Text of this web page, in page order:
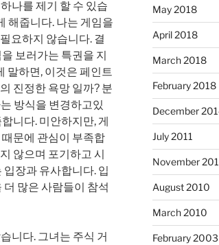
나를 제기 할 수 있습
해줍니다. 나는 게임을
요하지 않습니다. 결
보러가는 특권을 지
말하면, 이것은 페인트
진정한 욕망 일까? 분
방식을 변경하고있
니다. 미안하지만, 게
문에 관심이 부족합
않으며 포기하고 시
장과 유사합니다. 입
많은 사람들이 참석
니다. 그녀는 주식 거
May 2018
April 2018
March 2018
February 2018
December
July 2011
November
August 2010
March 2010
February 2003